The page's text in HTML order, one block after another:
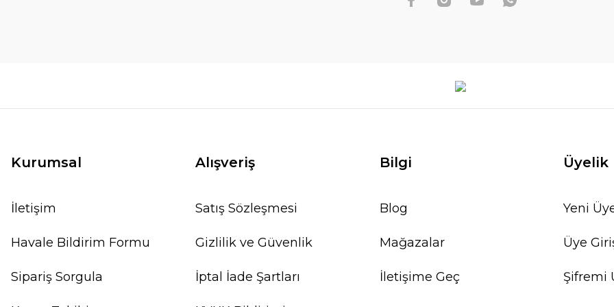
Kurumsal
İletişim
Havale Bildirim Formu
Sipariş Sorgula
Alışveriş
Satış Sözleşmesi
Gizlilik ve Güvenlik
İptal İade Şartları
Bilgi
Blog
Mağazalar
İletişime Geç
Üyelik
Yeni
Üye
Şifremi